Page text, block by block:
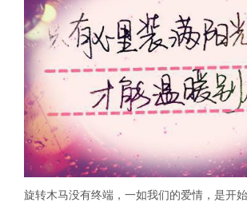
旋转木马没有终端，一如我们的爱情，是开